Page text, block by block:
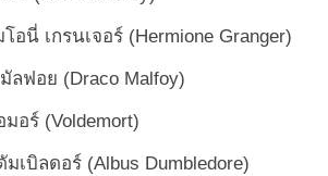
อนี่ เกรนเจอร์ (Hermione Granger)
ลฟอย (Draco Malfoy)
อร์ (Voldemort)
เบิลดอร์ (Albus Dumbledore)